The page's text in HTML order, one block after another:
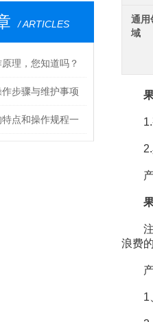
/ ARTICLES
理，您知道吗？
步骤与维护事项
点和操作规程一
通用
域
1.整
2.具
产
注：
浪费
产
1、